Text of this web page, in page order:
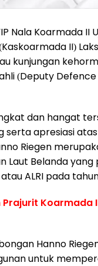
Nala Koarmada II
II)
kunjungan
(Deputy
dan hangat
apresiasi atas
Riegen
Laut Belanda
ALRI pada
Prajurit Koarmada
Hanno
untuk